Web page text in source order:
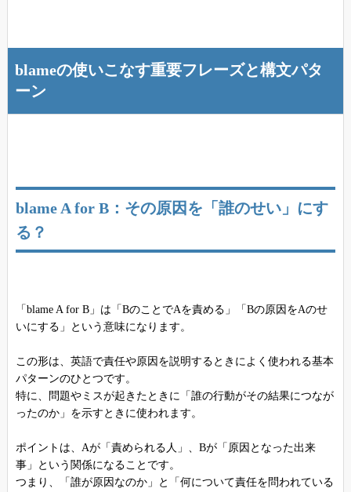
blameの使いこなす重要フレーズと構文パタ
ーン
blame A for B：その原因を「誰のせい」にす
る？
「blame A for B」は「BのことでAを責める」「Bの原因をAのせ
いにする」という意味になります。
この形は、英語で責任や原因を説明するときによく使われる基本
パターンのひとつです。
特に、問題やミスが起きたときに「誰の行動がその結果につなが
ったのか」を示すときに使われます。
ポイントは、Aが「責められる人」、Bが「原因となった出来
事」という関係になることです。
つまり、「誰が原因なのか」と「何について責任を問われている